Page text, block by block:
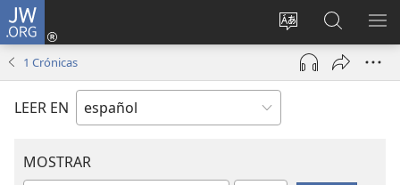
JW.ORG
Cambiar
idioma
del sitio
Iniciar
sesión
(abre
nueva
en
jw.org
1 Crónicas
LEER EN
MOSTRAR